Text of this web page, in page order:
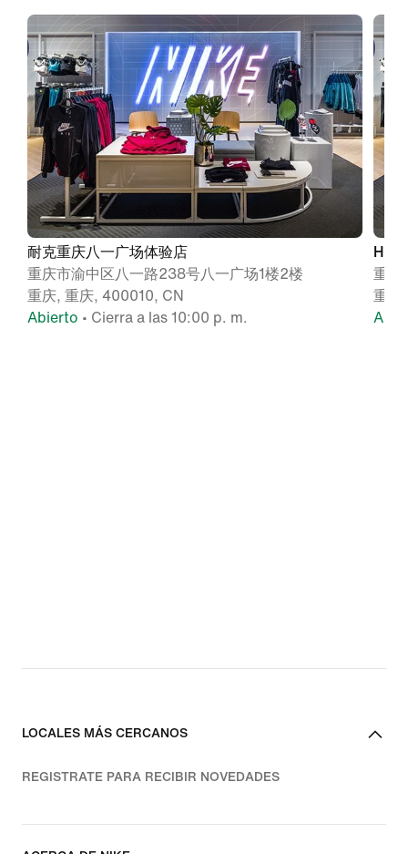
耐克重庆八一广场体验店
重庆市渝中区八一路238号八一广场1楼2楼
重庆, 重庆, 400010, CN
Abierto • Cierra a las 10:00 p. m.
重庆
重庆
LOCALES MÁS CERCANOS
REGISTRATE PARA RECIBIR NOVEDADES